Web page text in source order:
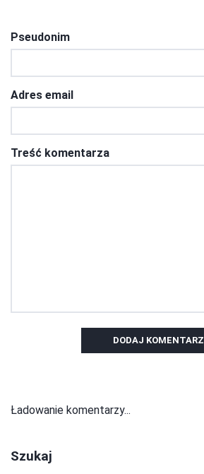
Pseudonim
Adres email
Treść komentarza
DODAJ KOMENTARZ
Ładowanie komentarzy...
Szukaj